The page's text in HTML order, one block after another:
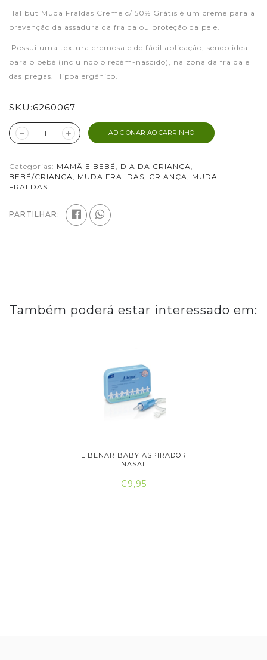
Halibut Muda Fraldas Creme c/ 50% Grátis é um creme para a
prevenção da assadura da fralda ou proteção da pele.
Possui uma textura cremosa e de fácil aplicação, sendo ideal
para o bebé (incluindo o recém-nascido), na zona da fralda e
das pregas. Hipoalergénico.
SKU:6260067
ADICIONAR AO CARRINHO
Categorias: MAMÃ E BEBÉ DIA DA CRIANÇA
BEBÉ/CRIANÇA
MUDA FRALDAS CRIANÇA
MUDA
FRALDAS
PARTILHAR:
Também poderá estar interessado em:
LIBENAR BABY ASPIRADOR
NASAL
€9,95